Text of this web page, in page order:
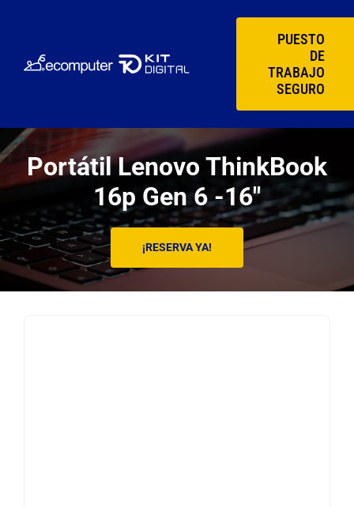
contenido
PUESTO
DE
TRABAJO
SEGURO
Portátil Lenovo ThinkBook
16p Gen 6 -16″
¡RESERVA YA!